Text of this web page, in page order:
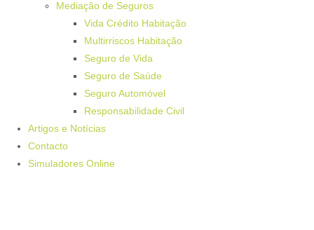
Mediação de Seguros
Vida Crédito Habitação
Multirriscos Habitação
Seguro de Vida
Seguro de Saúde
Seguro Automóvel
Responsabilidade Civil
Artigos e Notícias
Contacto
Simuladores Online